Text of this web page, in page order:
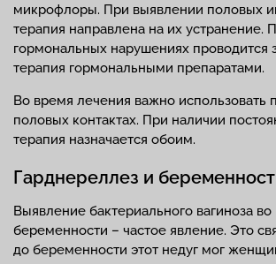
микрофлоры. При выявлении половых
терапия направлена на их устранение.
гормональных нарушениях проводится
терапия гормональными препаратами.
Во время лечения важно использовать
половых контактах. При наличии
терапия назначается обоим.
Гарднереллез и
Выявление бактериального вагиноза
беременности – частое явление. Это
до беременности этот недуг мог